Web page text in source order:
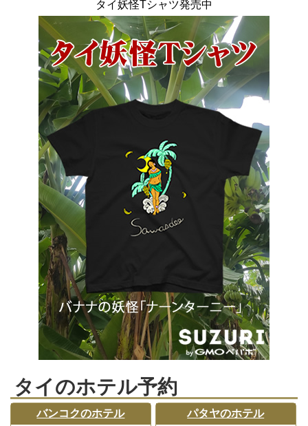
タイ妖怪Tシャツ発売中
タイのホテル予約
バンコクのホテル パタヤのホテル